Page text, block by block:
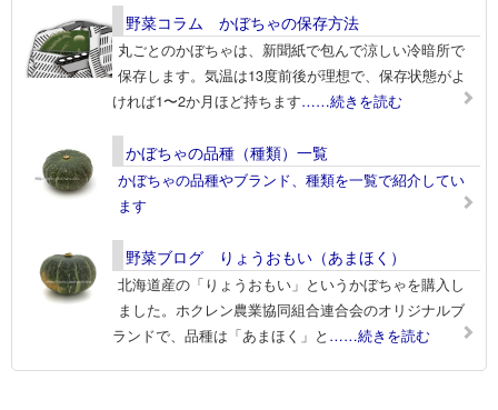
野菜コラム かぼちゃの保存方法
丸ごとのかぼちゃは、新聞紙で包んで涼しい冷暗所で
保存します。気温は13度前後が理想で、保存状態がよ
ければ1〜2か月ほど持ちます……続きを読む
かぼちゃの品種（種類）一覧
かぼちゃの品種やブランド、種類を一覧で紹介してい
ます
野菜ブログ りょうおもい（あまほく）
北海道産の「りょうおもい」というかぼちゃを購入し
ました。ホクレン農業協同組合連合会のオリジナルブ
ランドで、品種は「あまほく」と ……続きを読む